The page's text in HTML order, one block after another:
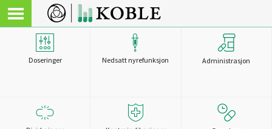
Doseringer Nedsatt nyrefunksjon Administrasjon